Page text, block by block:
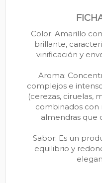
Color: Amarillo
brillante,
vinificación y
Aroma:
complejos e
(cerezas, ciruelas,
combinados con
almendras que
Sabor: Es un
equilibrio y